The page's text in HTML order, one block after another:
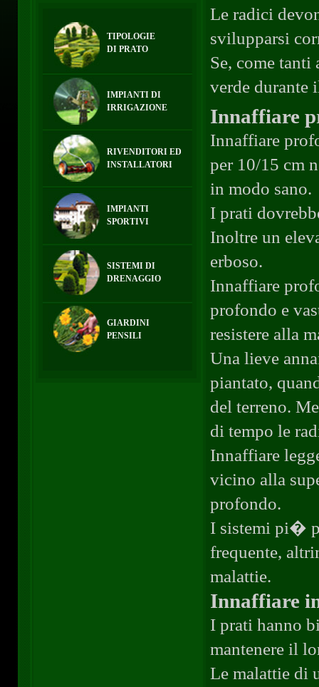
TIPOLOGIE
DI PRATO
IMPIANTI DI
IRRIGAZIONE
RIVENDITORI ED
INSTALLATORI
IMPIANTI
SPORTIVI
SISTEMI DI
DRENAGGIO
GIARDINI
PENSILI
Le radici
svilupparsi
Se, come
verde durante
Innaffiare
Innaffiare
per 10/15 cm
in modo sano.
I prati
Inoltre un
erboso.
Innaffiare
profondo e
resistere alla
Una lieve
piantato,
del terreno.
di tempo le
Innaffiare
vicino alla
profondo.
I sistemi pi�
frequente,
malattie.
Innaffiare
I prati hanno
mantenere il
Le malattie di